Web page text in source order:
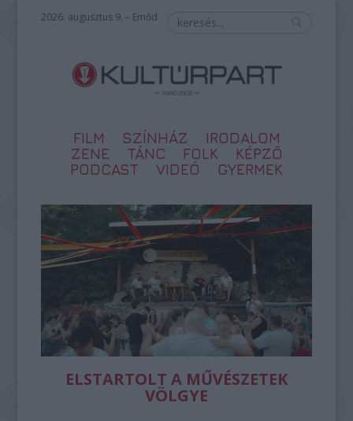
2026. augusztus 9. – Emőd
FILM SZÍNHÁZ
IRODALOM
ZENE
TÁNC FOLK
KÉPZŐ
PODCAST
VIDEÓ GYERMEK
ELSTARTOLT A MŰVÉSZETEK
VÖLGYE